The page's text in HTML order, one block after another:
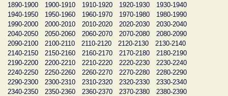
1890-1900
1900-1910 1910-1920 1920-1930
1930-1940
1940-1950
1950-1960 1960-1970 1970-1980
1980-1990
1990-2000
2000-2010 2010-2020 2020-2030
2030-2040
2040-2050
2050-2060 2060-2070 2070-2080
2080-2090
2090-2100
2100-2110 2110-2120 2120-2130
2130-2140
2140-2150
2150-2160 2160-2170 2170-2180
2180-2190
2190-2200
2200-2210 2210-2220 2220-2230
2230-2240
2240-2250
2250-2260 2260-2270 2270-2280
2280-2290
2290-2300
2300-2310 2310-2320 2320-2330
2330-2340
2340-2350
2350-2360 2360-2370 2370-2380
2380-2390